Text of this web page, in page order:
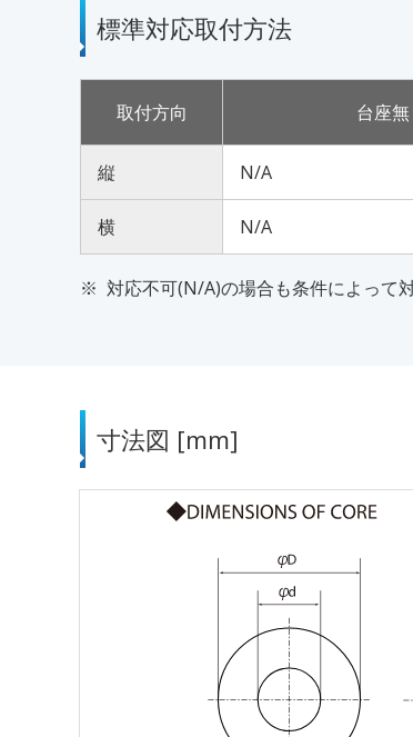
標準対応取付方法
取付方向 台座
縦 N/A
横 N/A
対応不可(N/A)の場合も条件によって
寸法図 [mm]